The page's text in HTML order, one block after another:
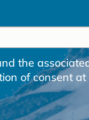
the
of consent